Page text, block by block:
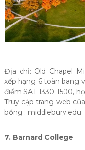
Địa chỉ: Old Chapel
xếp hạng 6 toàn bang
điểm SAT 1330-1500,
Truy cập trang web
bổng : middlebury.edu
7. Barnard College